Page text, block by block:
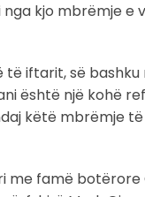
kjo mbrëmje e
iftarit, së bashku
është një kohë
këtë mbrëmje
famë botërore